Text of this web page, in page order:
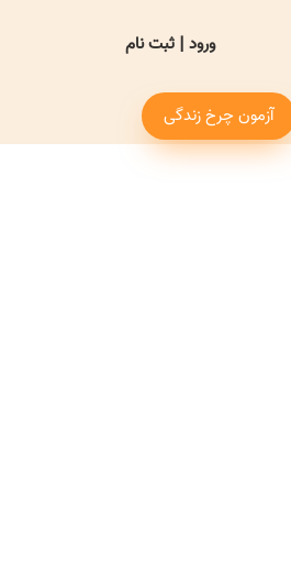
ورود | ثبت نام
آزمون چرخ زندگی